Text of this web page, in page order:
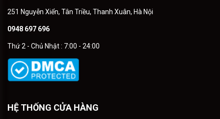
251 Nguyễn Xiển, Tân Triều, Thanh Xuân, Hà Nội
0948 697 696
Thứ 2 - Chủ Nhật : 7:00 - 24:00
HỆ THỐNG CỬA HÀNG